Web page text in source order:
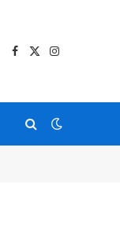
Facebook
X
Instagram